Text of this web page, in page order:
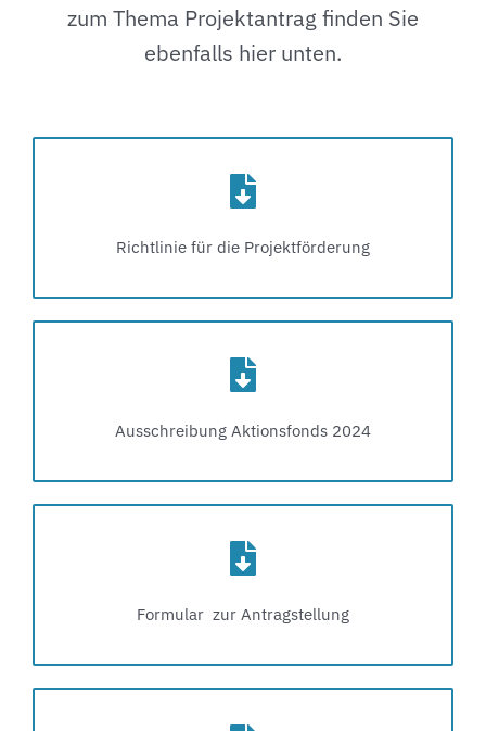
zum Thema Projektantrag finden Sie
ebenfalls hier unten.
Richtlinie für die Projektförderung
Ausschreibung Aktionsfonds 2024
Formular zur Antragstellung